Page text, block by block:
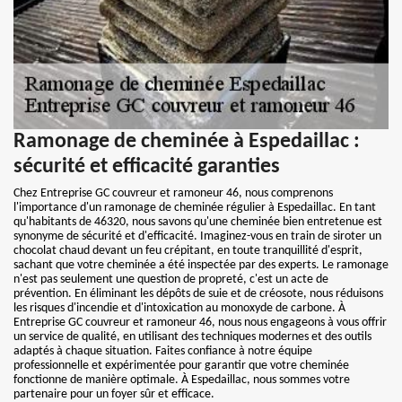
Ramonage de cheminée à Espedaillac :
sécurité et efficacité garanties
Chez Entreprise GC couvreur et ramoneur 46, nous comprenons
l'importance d'un ramonage de cheminée régulier à Espedaillac. En tant
qu'habitants de 46320, nous savons qu'une cheminée bien entretenue est
synonyme de sécurité et d'efficacité. Imaginez-vous en train de siroter un
chocolat chaud devant un feu crépitant, en toute tranquillité d'esprit,
sachant que votre cheminée a été inspectée par des experts. Le ramonage
n'est pas seulement une question de propreté, c'est un acte de
prévention. En éliminant les dépôts de suie et de créosote, nous réduisons
les risques d'incendie et d'intoxication au monoxyde de carbone. À
Entreprise GC couvreur et ramoneur 46, nous nous engageons à vous offrir
un service de qualité, en utilisant des techniques modernes et des outils
adaptés à chaque situation. Faites confiance à notre équipe
professionnelle et expérimentée pour garantir que votre cheminée
fonctionne de manière optimale. À Espedaillac, nous sommes votre
partenaire pour un foyer sûr et efficace.